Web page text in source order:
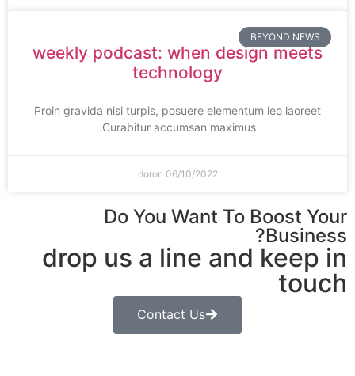
BEYOND NEWS
weekly podcast: when design meets
technology
Proin gravida nisi turpis, posuere elementum leo laoreet
Curabitur accumsan maximus.
doron 06/10/2022
Do You Want To Boost Your
Business?
drop us a line and keep in
touch
Contact Us